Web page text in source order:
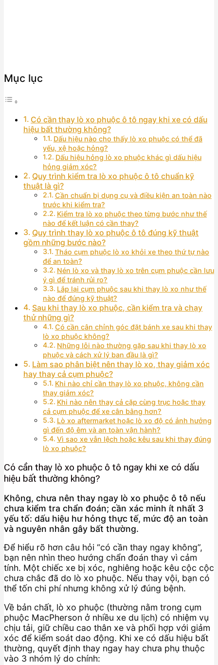
Mục lục
Có cần thay lò xo phuộc ô tô ngay khi xe có dấu
hiệu bất thường không?
Dấu hiệu nào cho thấy lò xo phuộc có thể đã
yếu, xệ hoặc hỏng?
Dấu hiệu hỏng lò xo phuộc khác gì dấu hiệu
hỏng giảm xóc?
Quy trình kiểm tra lò xo phuộc ô tô chuẩn kỹ
thuật là gì?
Cần chuẩn bị dụng cụ và điều kiện an toàn nào
trước khi kiểm tra?
Kiểm tra lò xo phuộc theo từng bước như thế
nào để kết luận có cần thay?
Quy trình thay lò xo phuộc ô tô đúng kỹ thuật
gồm những bước nào?
Tháo cụm phuộc lò xo khỏi xe theo thứ tự nào
để an toàn?
Nén lò xo và thay lò xo trên cụm phuộc cần lưu
ý gì để tránh rủi ro?
Lắp lại cụm phuộc sau khi thay lò xo như thế
nào để đúng kỹ thuật?
Sau khi thay lò xo phuộc, cần kiểm tra và chạy
thử những gì?
Có cần cân chỉnh góc đặt bánh xe sau khi thay
lò xo phuộc không?
Những lỗi nào thường gặp sau khi thay lò xo
phuộc và cách xử lý ban đầu là gì?
Làm sao phân biệt nên thay lò xo, thay giảm xóc
hay thay cả cụm phuộc?
Khi nào chỉ cần thay lò xo phuộc, không cần
thay giảm xóc?
Khi nào nên thay cả cặp cùng trục hoặc thay
cả cụm phuộc để xe cân bằng hơn?
Lò xo aftermarket hoặc lò xo độ có ảnh hưởng
gì đến độ êm và an toàn vận hành?
Vì sao xe vẫn lệch hoặc kêu sau khi thay đúng
lò xo phuộc?
Có cần thay lò xo phuộc ô tô ngay khi xe có dấu
hiệu bất thường không?
Không, chưa nên thay ngay lò xo phuộc ô tô nếu
chưa kiểm tra chẩn đoán; cần xác minh ít nhất 3
yếu tố: dấu hiệu hư hỏng thực tế, mức độ an toàn
và nguyên nhân gây bất thường.
Để hiểu rõ hơn câu hỏi “có cần thay ngay không”,
bạn nên nhìn theo hướng chẩn đoán thay vì cảm
tính. Một chiếc xe bị xóc, nghiêng hoặc kêu cộc cộc
chưa chắc đã do lò xo phuộc. Nếu thay vội, bạn có
thể tốn chi phí nhưng không xử lý đúng bệnh.
Về bản chất, lò xo phuộc (thường nằm trong cụm
phuộc MacPherson ở nhiều xe du lịch) có nhiệm vụ
chịu tải, giữ chiều cao thân xe và phối hợp với giảm
xóc để kiểm soát dao động. Khi xe có dấu hiệu bất
thường, quyết định thay ngay hay chưa phụ thuộc
vào 3 nhóm lý do chính: